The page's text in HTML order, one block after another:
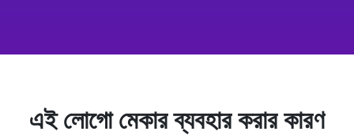
এই লোগো মেকার ব্যবহার করার কারণ